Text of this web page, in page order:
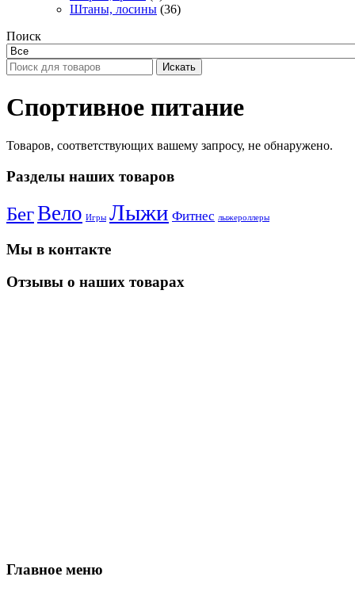
Штаны, лосины (36)
Поиск
Искать
Спортивное питание
Товаров, соответствующих вашему запросу, не обнаружено.
Разделы наших товаров
БегВело Игры Лыжи Фитнес лыжероллеры
Мы в контакте
Отзывы о наших товарах
Главное меню